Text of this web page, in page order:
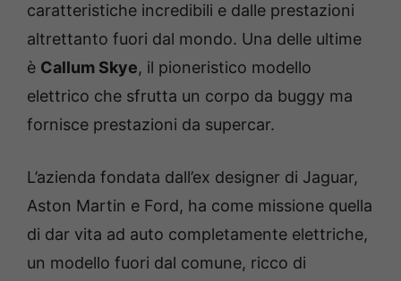
caratteristiche incredibili e dalle prestazioni
altrettanto fuori dal mondo. Una delle ultime
è Callum Skye, il pioneristico modello
elettrico che sfrutta un corpo da buggy ma
fornisce prestazioni da supercar.
L’azienda fondata dall’ex designer di Jaguar,
Aston Martin e Ford, ha come missione quella
di dar vita ad auto completamente elettriche,
un modello fuori dal comune, ricco di